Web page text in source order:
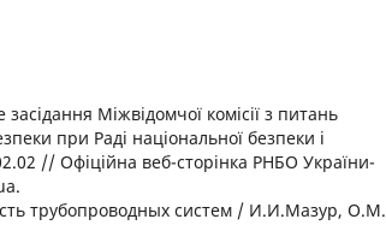
Міжвідомчої комісії з питань
при Раді національної безпеки і
// Офіційна веб-сторінка РНБО України-
трубопроводных систем / И.И.Мазур, О.М.